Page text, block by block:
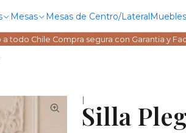
Mesas Mesas de Centro/LateralMuebles
todo Chile Compra segura con Garantia y
|Silla